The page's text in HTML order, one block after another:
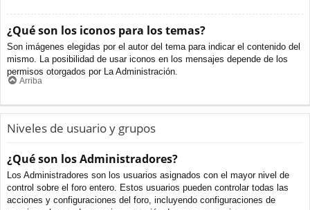
¿Qué son los iconos para los temas?
Son imágenes elegidas por el autor del tema para indicar el contenido del
mismo. La posibilidad de usar iconos en los mensajes depende de los
permisos otorgados por La Administración.
Arriba
Niveles de usuario y grupos
¿Qué son los Administradores?
Los Administradores son los usuarios asignados con el mayor nivel de
control sobre el foro entero. Estos usuarios pueden controlar todas las
acciones y configuraciones del foro, incluyendo configuraciones de